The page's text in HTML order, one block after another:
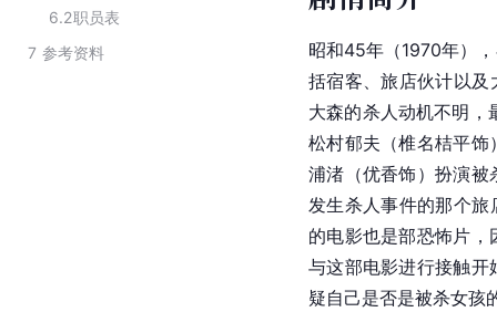
6.2职员表
7 参考资料
昭和45年（1970年）
括宿客、旅店伙计以及
大森的杀人动机不明
松村郁夫（椎名桔平饰
浦渚（优香饰）扮演被
发生杀人事件的那个
的电影也是部恐怖片
与这部电影进行接触开
疑自己是否是被杀女孩